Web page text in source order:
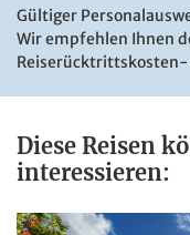
Gültiger
Wir empfehlen Ihnen
Reiserücktrittskosten-
Diese Reisen
interessieren: